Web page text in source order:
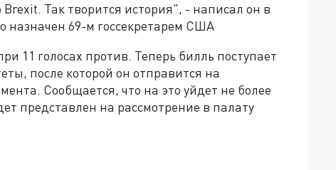
Brexit. Так творится история", - написал он в
назначен 69-м госсекретарем США
11 голосах против. Теперь билль поступает
после которой он отправится на
Сообщается, что на это уйдет не более
представлен на рассмотрение в палату